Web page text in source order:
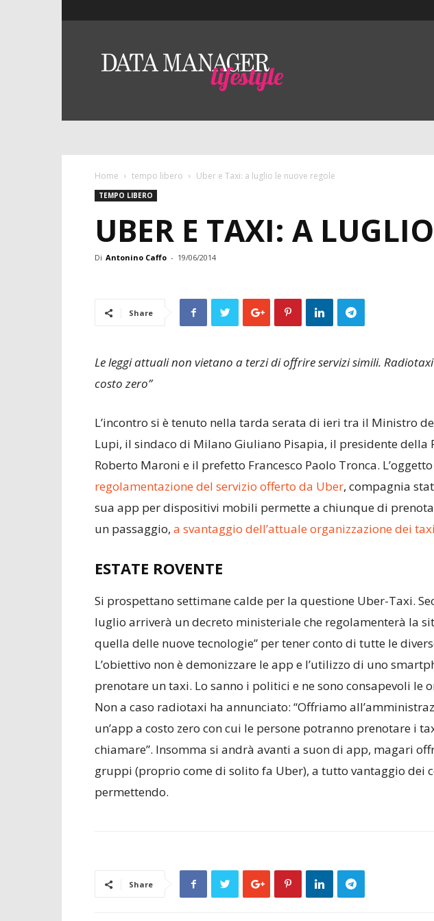
DMO
Online
Home tempo libero Uber e Taxi: a luglio le nuove regole
TEMPO LIBERO
UBER E TAXI: A
Di Antonino Caffo - 19/06/2014
Share
Le leggi attuali non vietano a terzi di offrire servizi simili.
costo zero”
L’incontro si è tenuto nella tarda serata di ieri tra il Ministro
Lupi, il sindaco di Milano Giuliano Pisapia, il presidente della
Roberto Maroni e il prefetto Francesco Paolo Tronca.
regolamentazione del servizio offerto da Uber, compagnia
sua app per dispositivi mobili permette a chiunque di
un passaggio, a svantaggio dell’attuale organizzazione dei taxi
ESTATE ROVENTE
Si prospettano settimane calde per la questione Uber-Taxi.
luglio arriverà un decreto ministeriale che regolamenterà la
quella delle nuove tecnologie” per tener conto di tutte le
L’obiettivo non è demonizzare le app e l’utilizzo di uno
prenotare un taxi. Lo sanno i politici e ne sono consapevoli le
Non a caso radiotaxi ha annunciato: “Offriamo
un’app a costo zero con cui le persone potranno prenotare i
chiamare”. Insomma si andrà avanti a suon di app, magari
gruppi (proprio come di solito fa Uber), a tutto vantaggio dei
permettendo.
Share